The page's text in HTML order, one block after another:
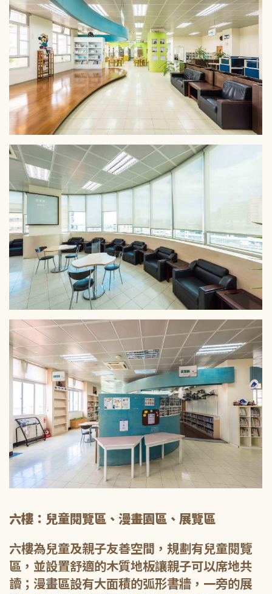
六樓：兒童閱覽區、漫畫園區、展覽區
六樓為兒童及親子友善空間，規劃有兒童閱覽
區，並設置舒適的木質地板讓親子可以席地共
讀；漫畫區設有大面積的弧形書牆，一旁的展